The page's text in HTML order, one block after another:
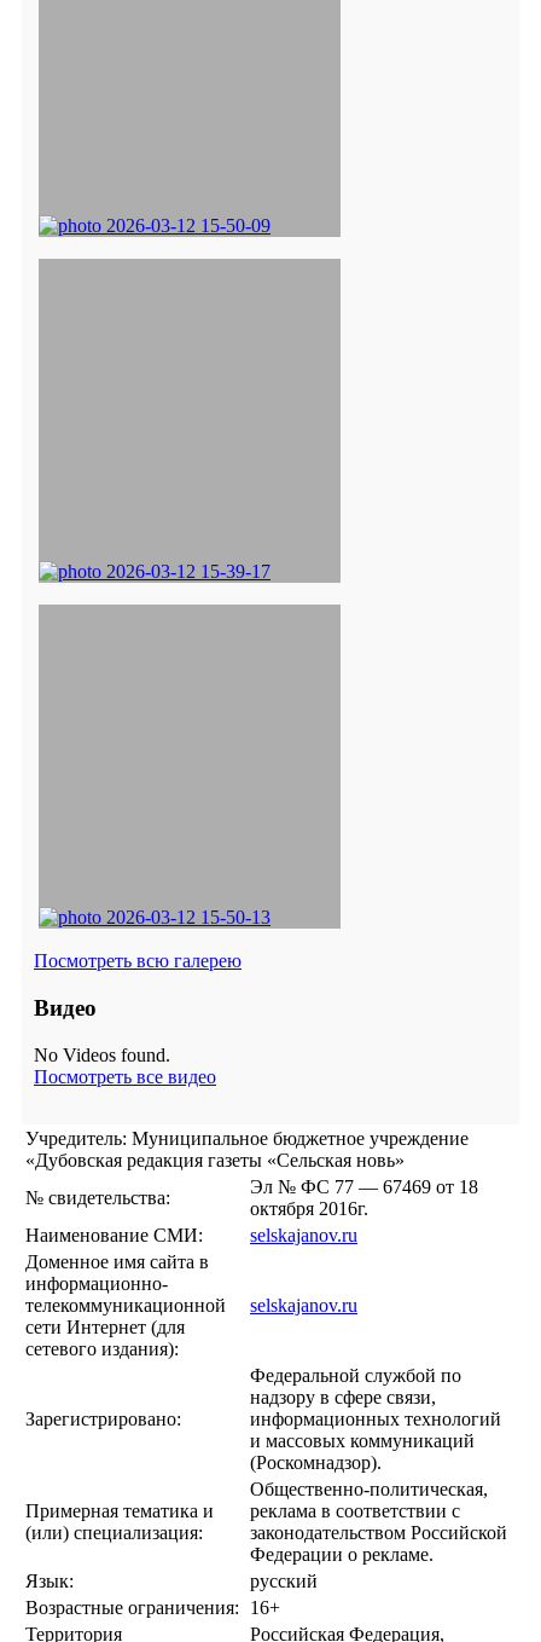
Посмотреть всю галерею
Видео
No Videos found.
Посмотреть все видео
Учредитель: Муниципальное бюджетное учреждение
«Дубовская редакция газеты «Сельская новь»
№ свидетельства:
Эл № ФС 77 — 67469 от 18
октября 2016г.
Наименование СМИ:
selskajanov.ru
Доменное имя сайта в
информационно-
телекоммуникационной
сети Интернет (для
сетевого издания):
selskajanov.ru
Зарегистрировано:
Федеральной службой по
надзору в сфере связи,
информационных технологий
и массовых коммуникаций
(Роскомнадзор).
Примерная тематика и
(или) специализация:
Общественно-политическая,
реклама в соответствии с
законодательством Российской
Федерации о рекламе.
Язык:
русский
Возрастные ограничения:
16+
Территория
Российская Федерация,